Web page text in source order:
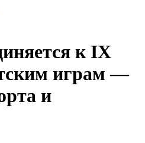
к IX
играм —
и